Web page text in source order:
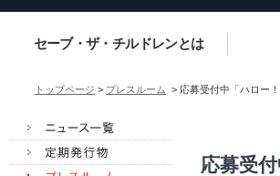
セーブ・ザ・チルドレンとは
トップページ > プレスルーム > 応募受付中「ハロー
応募受